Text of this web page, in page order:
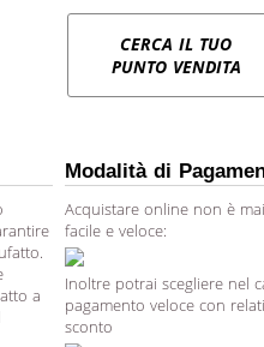
CERCA IL TUO
PUNTO VENDITA
a
Modalità di
Acquistare online non è
facile e veloce:
Inoltre potrai scegliere nel
pagamento veloce con
sconto